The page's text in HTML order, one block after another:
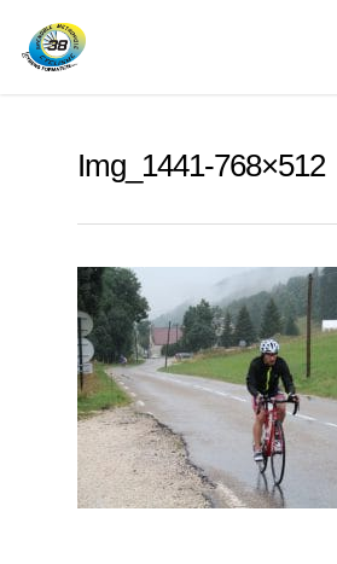
Img_1441-768×512